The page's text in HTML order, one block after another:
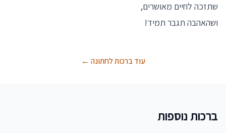
שתזכה לחיים מאושרים,
ושהאהבה תגבר תמיד!
עוד ברכות לחתונה ←
ברכות נוספות